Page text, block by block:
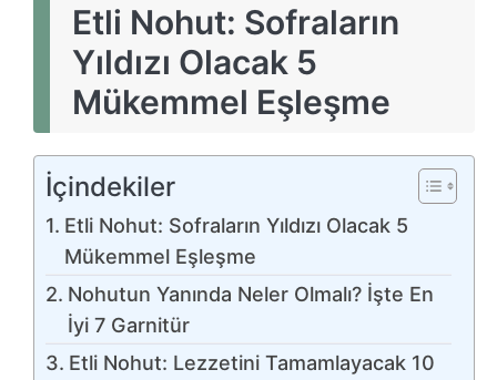
Etli Nohut: Sofraların
Yıldızı Olacak 5
Mükemmel Eşleşme
İçindekiler
Etli Nohut: Sofraların Yıldızı Olacak 5
Mükemmel Eşleşme
Nohutun Yanında Neler Olmalı? İşte En
İyi 7 Garnitür
Etli Nohut: Lezzetini Tamamlayacak 10